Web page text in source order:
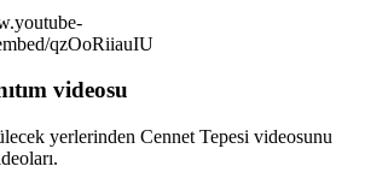
qzOoRiiauIU
videosu
yerlerinden Cennet Tepesi videosunu